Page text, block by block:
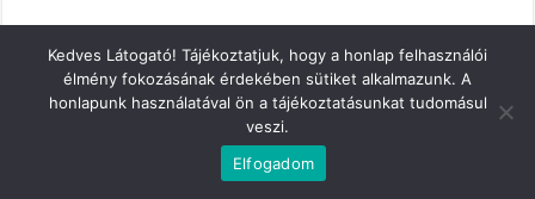
Hirdetés
Kedves Látogató! Tájékoztatjuk, hogy a honlap felhasználói
élmény fokozásának érdekében sütiket alkalmazunk. A
honlapunk használatával ön a tájékoztatásunkat tudomásul
veszi.
Elfogadom